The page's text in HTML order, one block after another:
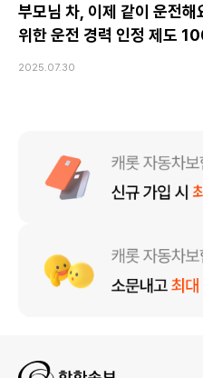
부모님 차, 이제 같이 운전
위한 운전 경력 인정 제도
2025.07.30